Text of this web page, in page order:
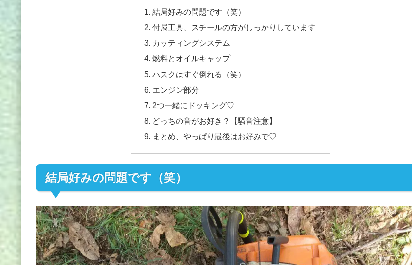
結局好みの問題です（笑）
付属工具、スチールの方がしっかりしています
カッティングシステム
燃料とオイルキャップ
ハスクはすぐ倒れる（笑）
エンジン部分
2つ一緒にドッキング♡
どっちの音がお好き？【騒音注意】
まとめ、やっぱり最後はお好みで♡
結局好みの問題です（笑）